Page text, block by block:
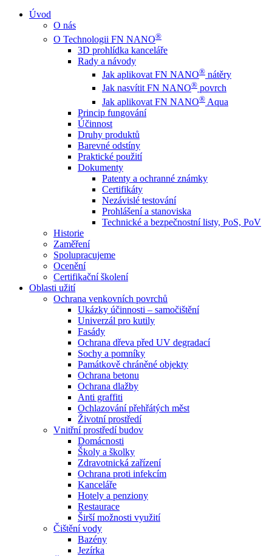
Úvod
O nás
O Technologii FN NANO®
3D prohlídka kanceláře
Rady a návody
Jak aplikovat FN NANO® nátěry
Jak nasvítit FN NANO® povrch
Jak aplikovat FN NANO® Aqua
Princip fungování
Účinnost
Druhy produktů
Barevné odstíny
Praktické použití
Dokumenty
Patenty a ochranné známky
Certifikáty
Nezávislé testování
Prohlášení a stanoviska
Technické a bezpečnostní listy, PoS, PoV
Historie
Zaměření
Spolupracujeme
Ocenění
Certifikační školení
Oblasti užití
Ochrana venkovních povrchů
Ukázky účinnosti – samočištění
Univerzál pro kutily
Fasády
Ochrana dřeva před UV degradací
Sochy a pomníky
Památkově chráněné objekty
Ochrana betonu
Ochrana dlažby
Anti graffiti
Ochlazování přehřátých měst
Životní prostředí
Vnitřní prostředí budov
Domácnosti
Školy a školky
Zdravotnická zařízení
Ochrana proti infekcím
Kanceláře
Hotely a penziony
Restaurace
Širší možnosti využití
Čištění vody
Bazény
Jezírka